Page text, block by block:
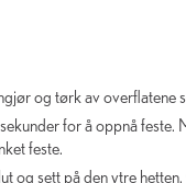
og tørk av overflatene
for å oppnå feste.
feste.
og sett på den ytre